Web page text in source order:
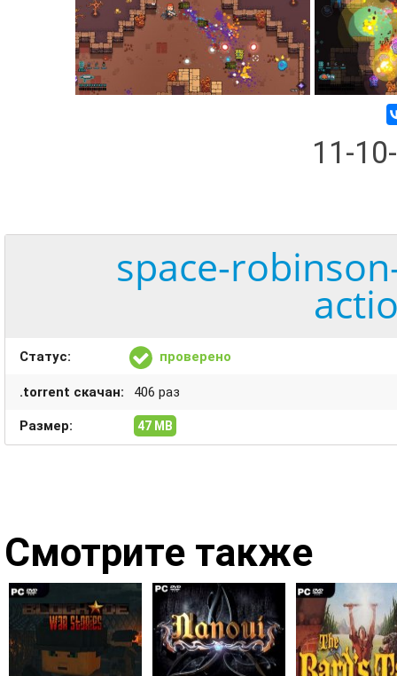
11-
space-
Статус: проверено
.torrent скачан: 406 раз
Размер: 47 MB
Смотрите также